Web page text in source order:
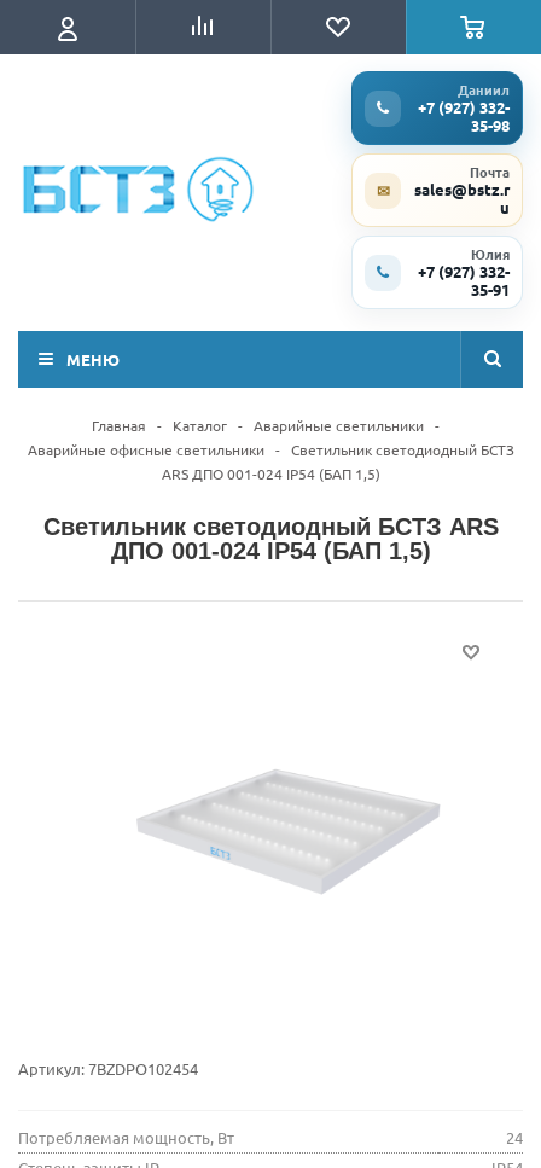
Даниил
+7 (927) 332-
35-98
✉
Почта
sales@bstz.r
u
Юлия
+7 (927) 332-
35-91
МЕНЮ
Главная - Каталог - Аварийные светильники -
Аварийные офисные светильники - Светильник светодиодный БСТЗ
ARS ДПО 001-024 IP54 (БАП 1,5)
Светильник светодиодный БСТЗ ARS
ДПО 001-024 IP54 (БАП 1,5)
Артикул:7BZDPO102454
Потребляемая мощность, Вт
24